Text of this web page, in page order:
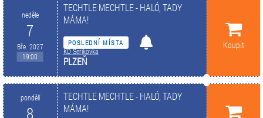
neděle
7
Bře. 2027
19:00
TECHTLE MECHTLE - HALÓ, TADY
MÁMA!
POSLEDNÍ MÍSTA
KD Šeříkovka
PLZEŇ
Koupit
pondělí
8
TECHTLE MECHTLE - HALÓ, TADY
MÁMA!